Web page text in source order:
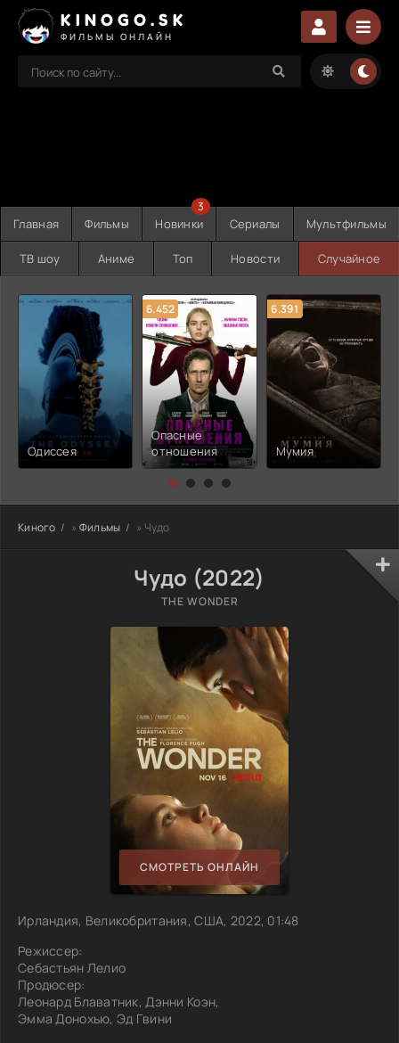
KINOGO.SK
ФИЛЬМЫ ОНЛАЙН
Главная Фильмы Новинки
3
Сериалы Мультфильмы
ТВ шоу Аниме Топ Новости Случайное
Одиссея
6.452
Опасные
отношения
6.391
Мумия
Киного » Фильмы » Чудо
Чудо (2022)
THE WONDER
СМОТРЕТЬ ОНЛАЙН
Ирландия, Великобритания, США, 2022, 01:48
Режиссер:
Себастьян Лелио
Продюсер:
Леонард Блаватник, Дэнни Коэн,
Эмма Донохью, Эд Гвини